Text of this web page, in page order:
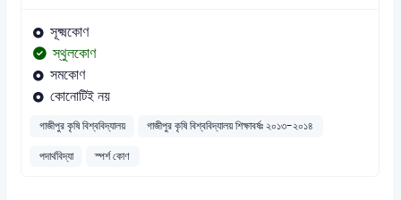
সূক্ষ্মকোণ
স্থুলকোণ
সমকোণ
কোনোটিই নয়
গাজীপুর কৃষি বিশ্ববিদ্যালয়
গাজীপুর কৃষি বিশ্ববিদ্যালয় শিক্ষাবর্ষঃ ২০১৩-২০১৪
পদার্থবিদ্যা
স্পর্শ কোণ